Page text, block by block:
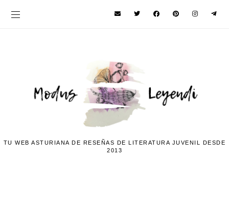
TU WEB ASTURIANA DE RESEÑAS DE LITERATURA JUVENIL DESDE
2013